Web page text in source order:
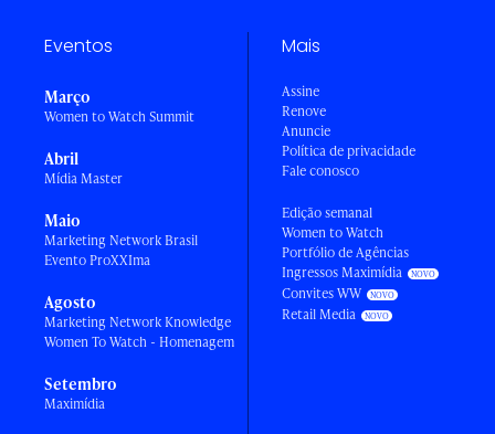
Eventos
Março
Women to Watch Summit
Abril
Mídia Master
Maio
Marketing Network Brasil
Evento ProXXIma
Agosto
Marketing Network Knowledge
Women To Watch - Homenagem
Setembro
Maximídia
Mais
Assine
Renove
Anuncie
Política de privacidade
Fale conosco
Edição semanal
Women to Watch
Portfólio de Agências
Ingressos Maximídia
Convites WW
Retail Media